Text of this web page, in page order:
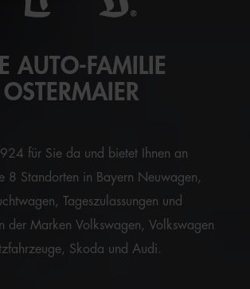
AUTO-FAMILIE
OSTERMAIER
für Sie da und bietet Ihnen an
8 Standorten in Bayern Neuwagen,
Tageszulassungen und
der Marken Volkswagen, Volkswagen
Skoda und Audi.